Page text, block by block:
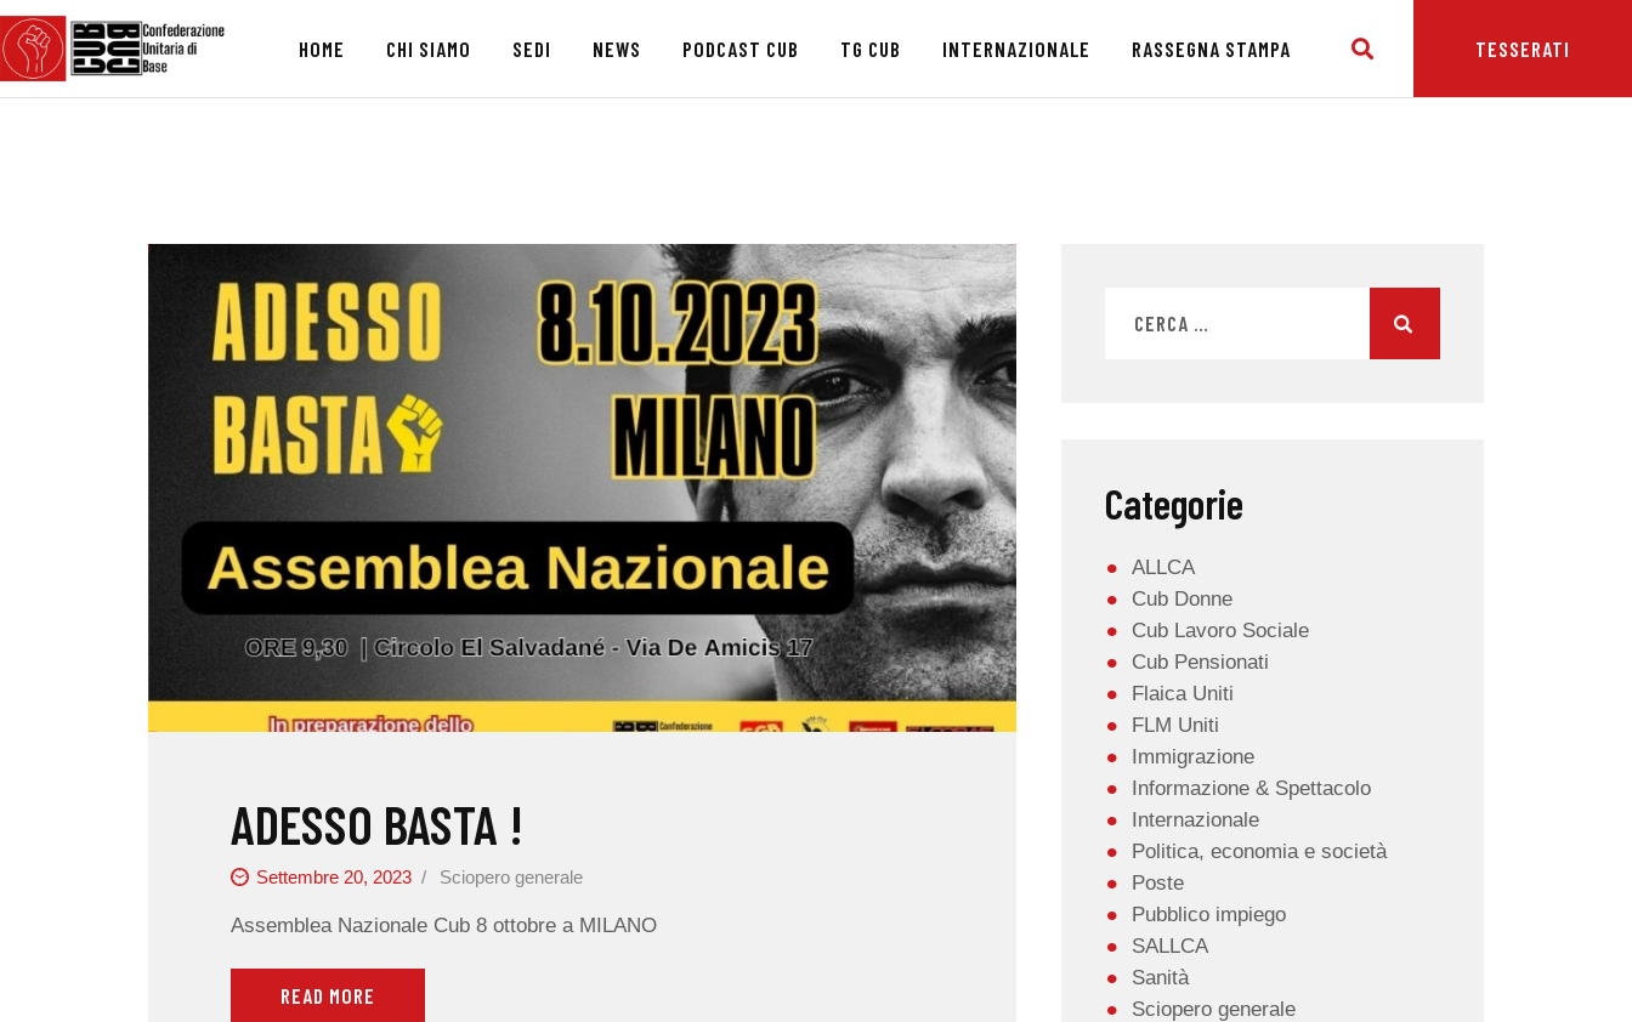
HOME CHI SIAMO SEDI NEWS PODCAST CUB TG CUB INTERNAZIONALE RASSEGNA STAMPA TESSERATI
HOME
CHI SIAMO
NEWS
PODCAST CUB
TG CUB
INTERNAZIONALE
RASSEGNA STAMPA
ADESSO BASTA !
Settembre 20, 2023 Sciopero generale
Assemblea Nazionale Cub 8 ottobre a MILANO
READ MORE
Categorie
ALLCA
Cub Donne
Cub Lavoro Sociale
Cub Pensionati
Flaica Uniti
FLM Uniti
Immigrazione
Informazione & Spettacolo
Internazionale
Politica, economia e società
Poste
Pubblico impiego
SALLCA
Sanità
Sciopero generale